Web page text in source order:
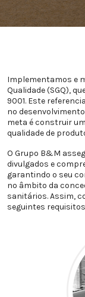
Implementamos e
Qualidade (SGQ),
9001. Este
no
meta é construir
qualidade de
O Grupo B&M
divulgados e
garantindo o seu
no âmbito da
sanitários. Assim,
seguintes